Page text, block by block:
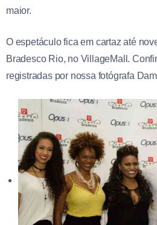
maior.
O espetáculo fica em cartaz até
Bradesco Rio, no VillageMall.
registradas por nossa fotógrafa